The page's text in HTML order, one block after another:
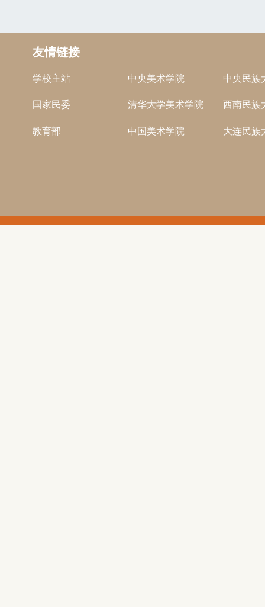
友情链接
学校主站 中央美术学院 中央民族
国家民委 清华大学美术学院 西南民族
教育部 中国美术学院 大连民族